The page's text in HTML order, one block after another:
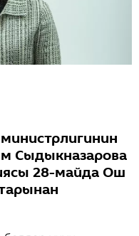
Сыдыкназарова
28-майда Ош